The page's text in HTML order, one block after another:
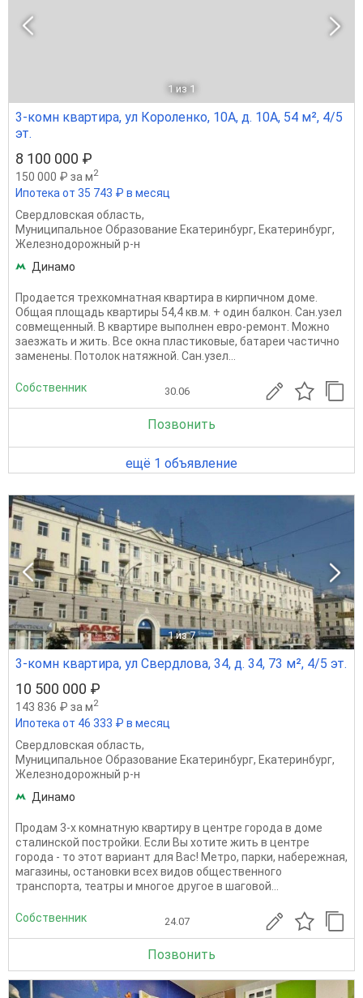
1 из 1
3-комн квартира, ул Короленко, 10А, д. 10А, 54 м², 4/5
эт.
8 100 000 ₽
150 000 ₽ за м2
Ипотека от 35 743 ₽ в месяц
Свердловская область,
Муниципальное Образование Екатеринбург, Екатеринбург,
Железнодорожный р-н
Динамо
Продается трехкомнатная квартира в кирпичном доме.
Общая площадь квартиры 54,4 кв.м. + один балкон. Сан.узел
совмещенный. В квартире выполнен евро-ремонт. Можно
заезжать и жить. Все окна пластиковые, батареи частично
заменены. Потолок натяжной. Сан.узел...
Собственник 30.06
Позвонить
ещё 1 объявление
1 из 7
3-комн квартира, ул Свердлова, 34, д. 34, 73 м², 4/5 эт.
10 500 000 ₽
143 836 ₽ за м2
Ипотека от 46 333 ₽ в месяц
Свердловская область,
Муниципальное Образование Екатеринбург, Екатеринбург,
Железнодорожный р-н
Динамо
Продам 3-х комнатную квартиру в центре города в доме
сталинской постройки. Если Вы хотите жить в центре
города - то этот вариант для Вас! Метро, парки, набережная,
магазины, остановки всех видов общественного
транспорта, театры и многое другое в шаговой...
Собственник 24.07
Позвонить